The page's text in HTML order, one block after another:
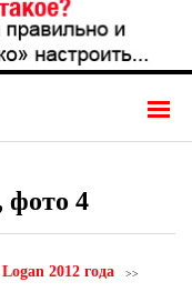
фото 4
2012 года